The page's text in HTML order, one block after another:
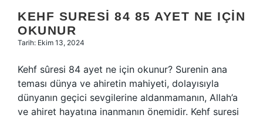
KEHF SURESI 84 85 AYET NE IÇIN
OKUNUR
Tarih: Ekim 13, 2024
Kehf sûresi 84 ayet ne için okunur? Surenin ana
teması dünya ve ahiretin mahiyeti, dolayısıyla
dünyanın geçici sevgilerine aldanmamanın, Allah’a
ve ahiret hayatına inanmanın önemidir. Kehf suresi